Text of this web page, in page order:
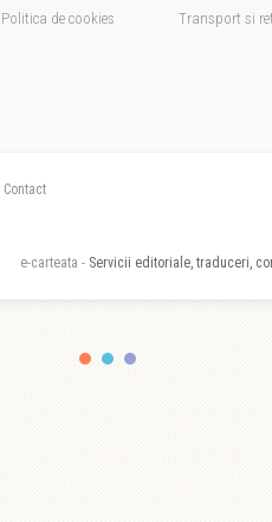
Politica de cookies
Transport si
Contact
e-carteata - Servicii editoriale, traduceri,